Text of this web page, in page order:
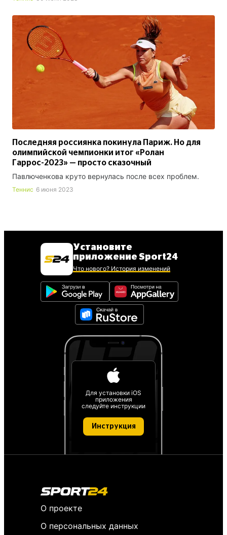
Последняя россиянка покинула Париж. Но для
олимпийской чемпионки итог «Ролан
Гаррос-2023» — просто сказочный
Павлюченкова круто вернулась после всех проблем.
Теннис 6 июня 2023
Установите
приложение Sport24
Что нового? История изменений
Для установки iOS
приложения
следуйте инструкции
Инструкция
О проекте
О персональных данных